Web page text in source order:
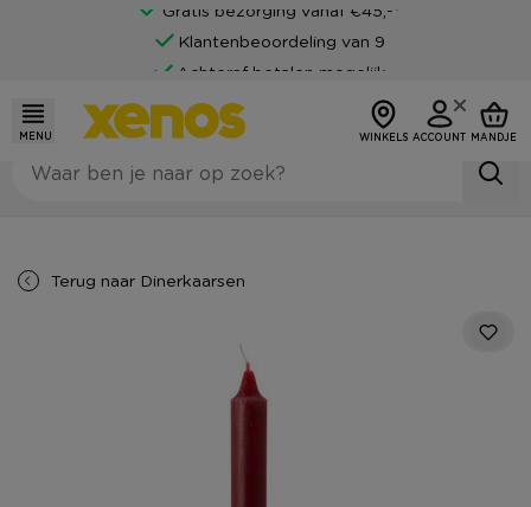
Gratis bezorging vanaf €45,-*
Klantenbeoordeling van 9
Achteraf betalen mogelijk
MENU WINKELS ACCOUNT MANDJE
Terug naar Dinerkaarsen